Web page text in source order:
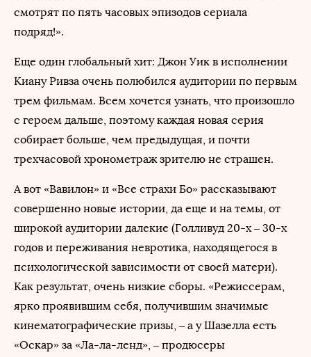
смотрят по пять часовых эпизодов сериала
подряд!».
Еще один глобальный хит: Джон Уик в исполнении
Киану Ривза очень полюбился аудитории по первым
трем фильмам. Всем хочется узнать, что произошло
с героем дальше, поэтому каждая новая серия
собирает больше, чем предыдущая, и почти
трехчасовой хронометраж зрителю не страшен.
А вот «Вавилон» и «Все страхи Бо» рассказывают
совершенно новые истории, да еще и на темы, от
широкой аудитории далекие (Голливуд 20-х – 30-х
годов и переживания невротика, находящегося в
психологической зависимости от своей матери).
Как результат, очень низкие сборы. «Режиссерам,
ярко проявившим себя, получившим значимые
кинематографические призы, – а у Шазелла есть
«Оскар» за «Ла-ла-ленд», – продюсеры